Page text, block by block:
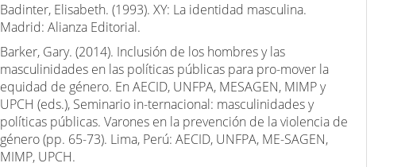
Badinter, Elisabeth. (1993). XY: La identidad masculina.
Madrid: Alianza Editorial.
Barker, Gary. (2014). Inclusión de los hombres y las
masculinidades en las políticas públicas para pro-mover la
equidad de género. En AECID, UNFPA, MESAGEN, MIMP y
UPCH (eds.), Seminario in-ternacional: masculinidades y
políticas públicas. Varones en la prevención de la violencia de
género (pp. 65-73). Lima, Perú: AECID, UNFPA, ME-SAGEN,
MIMP, UPCH.